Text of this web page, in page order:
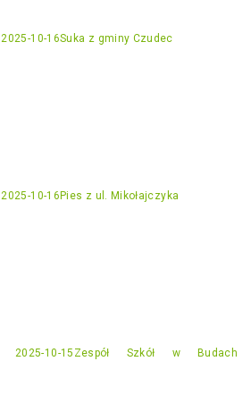
2025-10-16Suka z gminy Czudec
2025-10-16 Pies z ul. Mikołajczyka
2025-10-15 Zespół Szkół w Budach